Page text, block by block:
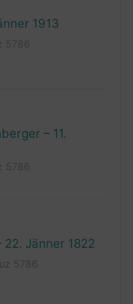
1913
– 11.
22. Jänner 1822